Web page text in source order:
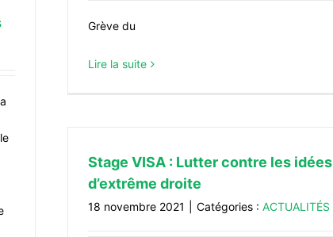
Grève du
Lire la suite
Stage VISA : Lutter contre les idées
d’extrême droite
18 novembre 2021 Catégories : ACTUALITÉS